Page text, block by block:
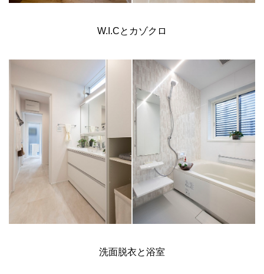
W.I.Cとカゾクロ
洗面脱衣と浴室